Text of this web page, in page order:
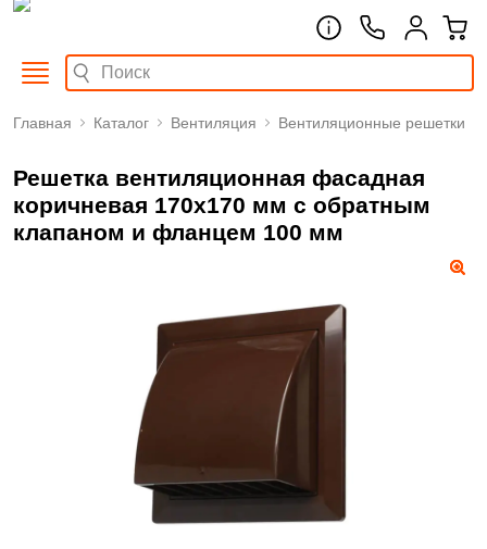
Главная Каталог Вентиляция Вентиляционные решетки
Решетка вентиляционная фасадная
коричневая 170х170 мм с обратным
клапаном и фланцем 100 мм